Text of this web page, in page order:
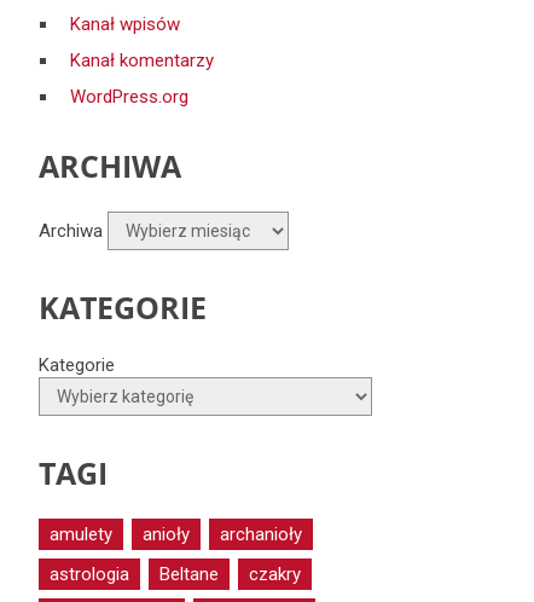
Kanał wpisów
Kanał komentarzy
WordPress.org
ARCHIWA
Archiwa
KATEGORIE
Kategorie
TAGI
amulety anioły
archanioły
astrologia
Beltane
czakry